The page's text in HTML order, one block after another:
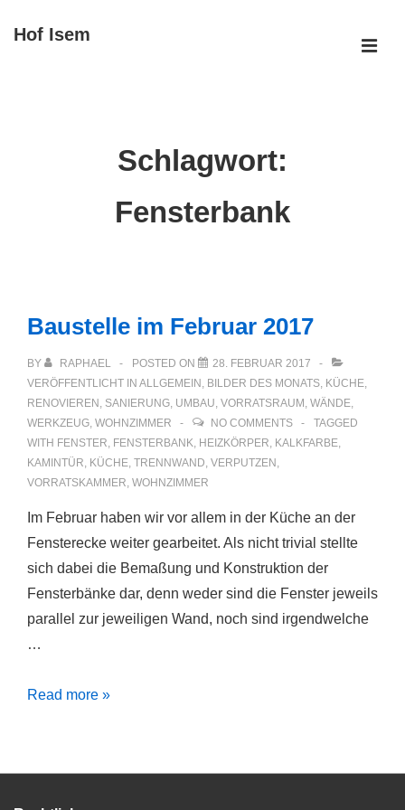
ZumHof Isem
Schlagwort:
Fensterbank
Baustelle im Februar 2017
BY RAPHAEL POSTED ON
28. FEBRUAR 2017
VERÖFFENTLICHT IN ALLGEMEIN , BILDER DES MONATS, KÜCHE,
RENOVIEREN , SANIERUNG, UMBAU, VORRATSRAUM , WÄNDE,
WERKZEUG, WOHNZIMMER NO COMMENTS
TAGGED
WITH FENSTER, FENSTERBANK, HEIZKÖRPER, KALKFARBE,
KAMINTÜR, KÜCHE, TRENNWAND, VERPUTZEN ,
VORRATSKAMMER, WOHNZIMMER
Im Februar haben wir vor allem in der Küche an der
Fensterecke weiter gearbeitet. Als nicht trivial stellte
sich dabei die Bemaßung und Konstruktion der
Fensterbänke dar, denn weder sind die Fenster jeweils
parallel zur jeweiligen Wand, noch sind irgendwelche
…
Baustelle
2017
Read more »